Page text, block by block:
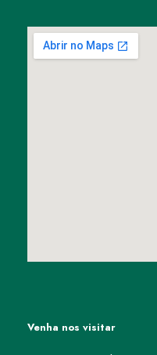
Venha nos visitar